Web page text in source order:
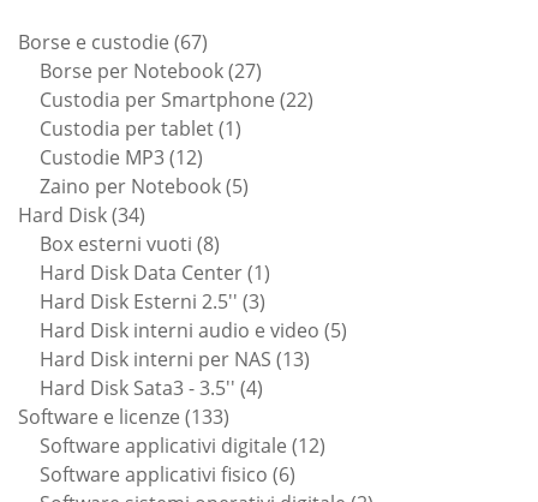
Borse e custodie 6767
prodotti
Borse per Notebook 2727
prodotti
Custodia per Smartphone 2222
Custodia per tablet 11
Custodie MP3 1212
prodotti
Zaino per Notebook 55
Hard Disk 3434
prodotti
Box esterni vuoti 88
prodotti
Hard Disk Data Center 11
prodotto
Hard Disk Esterni 2.5'' 33
prodotti
Hard Disk interni audio e video 55
Hard Disk interni per NAS 1313
Hard Disk Sata3 - 3.5'' 44
Software e licenze 133133
prodotti
Software applicativi digitale 1212
Software applicativi fisico 66